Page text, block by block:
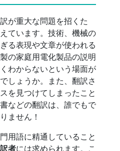
が重大な問題を招くた
ています。技術、機械の
る表現や文章が使われる
の家庭用電化製品の説明
わからないという場面が
しょうか。また、翻訳さ
を見つけてしまったこと
などの翻訳は、誰でもで
ません！
用語に精通していること
者には求められます。こ